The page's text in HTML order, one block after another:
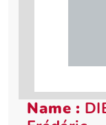
Name :